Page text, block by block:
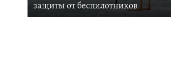
защиты от беспилотников